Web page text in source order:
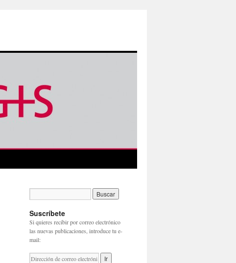
Suscríbete
Si quieres recibir por correo electrónico
las nuevas publicaciones, introduce tu e-
mail: